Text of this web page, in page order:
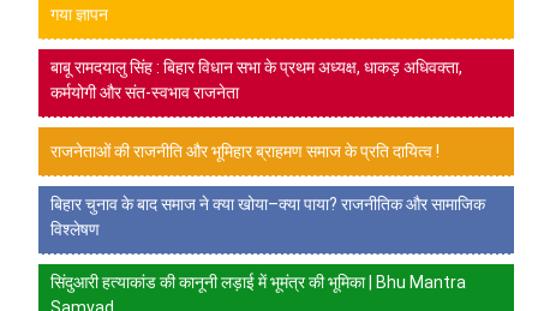
गया ज्ञापन
बाबू रामदयालु सिंह : बिहार विधान सभा के प्रथम अध्यक्ष, धाकड़ अधिवक्ता,
कर्मयोगी और संत-स्वभाव राजनेता
राजनेताओं की राजनीति और भूमिहार ब्राहमण समाज के प्रति दायित्व !
बिहार चुनाव के बाद समाज ने क्या खोया–क्या पाया? राजनीतिक और सामाजिक
विश्लेषण
सिंदुआरी हत्याकांड की कानूनी लड़ाई में भूमंत्र की भूमिका | Bhu Mantra
Samvad